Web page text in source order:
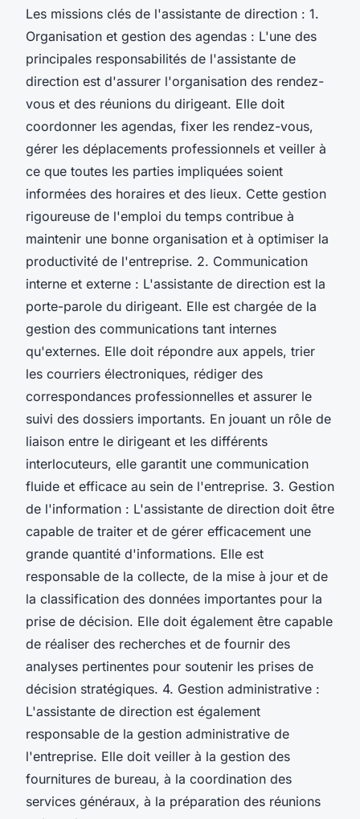
Les missions clés de l'assistante de direction : 1.
Organisation et gestion des agendas : L'une des
principales responsabilités de l'assistante de
direction est d'assurer l'organisation des rendez-
vous et des réunions du dirigeant. Elle doit
coordonner les agendas, fixer les rendez-vous,
gérer les déplacements professionnels et veiller à
ce que toutes les parties impliquées soient
informées des horaires et des lieux. Cette gestion
rigoureuse de l'emploi du temps contribue à
maintenir une bonne organisation et à optimiser la
productivité de l'entreprise. 2. Communication
interne et externe : L'assistante de direction est la
porte-parole du dirigeant. Elle est chargée de la
gestion des communications tant internes
qu'externes. Elle doit répondre aux appels, trier
les courriers électroniques, rédiger des
correspondances professionnelles et assurer le
suivi des dossiers importants. En jouant un rôle de
liaison entre le dirigeant et les différents
interlocuteurs, elle garantit une communication
fluide et efficace au sein de l'entreprise. 3. Gestion
de l'information : L'assistante de direction doit être
capable de traiter et de gérer efficacement une
grande quantité d'informations. Elle est
responsable de la collecte, de la mise à jour et de
la classification des données importantes pour la
prise de décision. Elle doit également être capable
de réaliser des recherches et de fournir des
analyses pertinentes pour soutenir les prises de
décision stratégiques. 4. Gestion administrative :
L'assistante de direction est également
responsable de la gestion administrative de
l'entreprise. Elle doit veiller à la gestion des
fournitures de bureau, à la coordination des
services généraux, à la préparation des réunions